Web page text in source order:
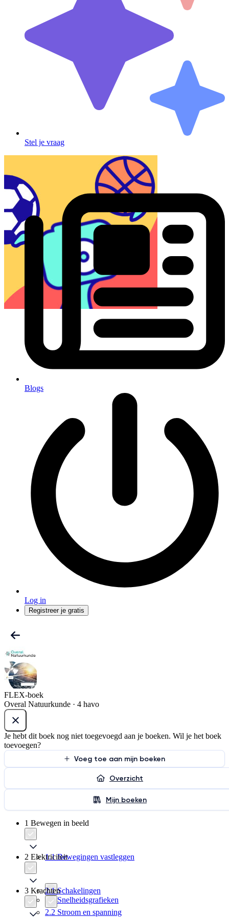
Stel je vraag
Blogs
Log in
Registreer je gratis
FLEX-boek
Overal Natuurkunde · 4 havo
Je hebt dit boek nog niet toegevoegd aan je boeken. Wil je het boek
toevoegen?
Voeg toe aan mijn boeken
Overzicht
Mijn boeken
1 Bewegen in beeld
1.1 Bewegingen vastleggen
1.2 Snelheidsgrafieken
2 Elektriciteit
2.1 Schakelingen
2.2 Stroom en spanning
3 Krachten